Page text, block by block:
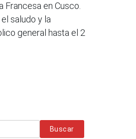
Francesa en Cusco.
saludo y la
general hasta el 2
Buscar